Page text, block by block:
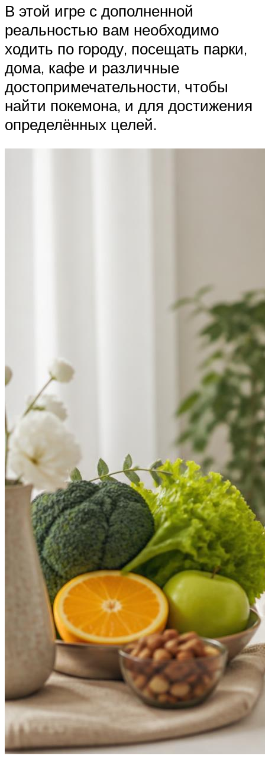
В этой игре с дополненной
реальностью вам необходимо
ходить по городу, посещать парки,
дома, кафе и различные
достопримечательности, чтобы
найти покемона, и для достижения
определённых целей.